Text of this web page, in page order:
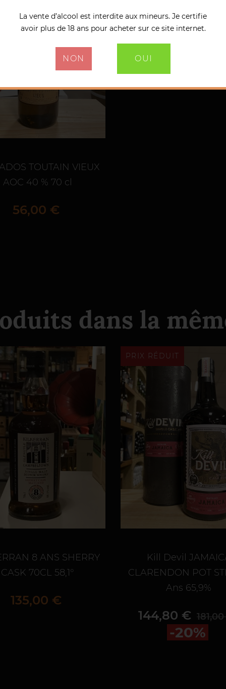
TOUTAIN VIEUX
AOC 40 % 70 cl
Prix
56,00 €
dans la
8 ANS SHERRY
CASK 70CL 58,1°
Prix
135,00 €
PRIX RÉDUIT
Kill Devil
CLARENDON POT
Ans 65,9%
Prix
144,80 €Prix
-20%
La vente d’alcool est interdite aux mineurs. Je certifie
avoir plus de 18 ans pour acheter sur ce site internet.
NON OUI